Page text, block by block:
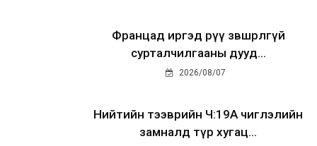
Францад иргэд рүү зөвшөөрөлгүй
сурталчилгааны дууд...
2026/08/07
Нийтийн тээврийн Ч:19А чиглэлийн
замналд түр хугац...